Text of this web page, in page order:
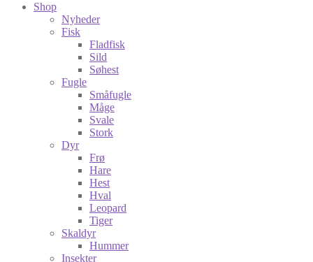
Shop
Nyheder
Fisk
Fladfisk
Sild
Søhest
Fugle
Småfugle
Måge
Svale
Stork
Dyr
Frø
Hare
Hest
Hval
Leopard
Tiger
Skaldyr
Hummer
Insekter